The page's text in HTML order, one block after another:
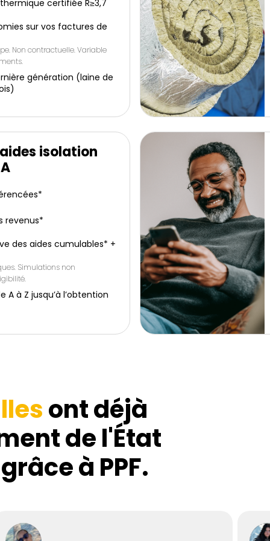
certifiée R≥3,7
sur vos factures de
Non contractuelle. Variable
génération (laine de
isolation
revenus*
des aides cumulables* +
Simulations non
à Z jusqu’à l’obtention
ont déjà
de l'État
à PPF.